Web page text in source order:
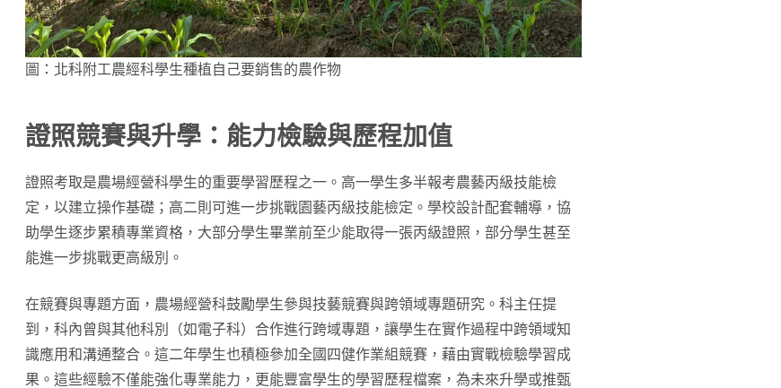
圖：北科附工農經科學生種植自己要銷售的農作物
證照競賽與升學：能力檢驗與歷程加值
證照考取是農場經營科學生的重要學習歷程之一。高一學生多半報考農藝丙級技能檢
定，以建立操作基礎；高二則可進一步挑戰園藝丙級技能檢定。學校設計配套輔導，協
助學生逐步累積專業資格，大部分學生畢業前至少能取得一張丙級證照，部分學生甚至
能進一步挑戰更高級別。
在競賽與專題方面，農場經營科鼓勵學生參與技藝競賽與跨領域專題研究。科主任提
到，科內曾與其他科別（如電子科）合作進行跨域專題，讓學生在實作過程中跨領域知
識應用和溝通整合。這二年學生也積極參加全國四健作業組競賽，藉由實戰檢驗學習成
果。這些經驗不僅能強化專業能力，更能豐富學生的學習歷程檔案，為未來升學或推甄